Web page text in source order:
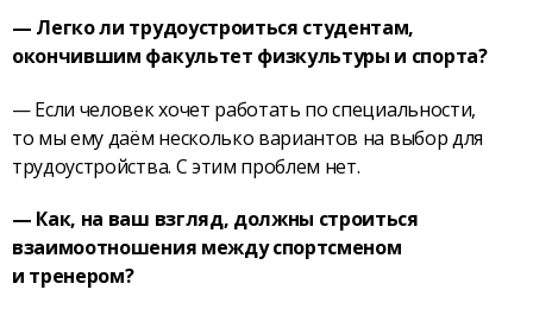
— Легко ли трудоустроиться студентам,
окончившим факультет физкультуры и спорта?
— Если человек хочет работать по специальности,
то мы ему даём несколько вариантов на выбор для
трудоустройства. С этим проблем нет.
— Как, на ваш взгляд, должны строиться
взаимоотношения между спортсменом
и тренером?